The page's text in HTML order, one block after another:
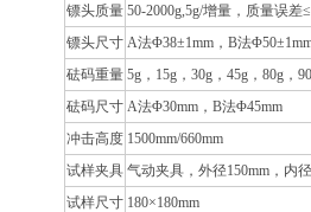
镖头质量 50-2000g,5g/增量，质量误差
镖头尺寸 A法Φ38±1mm，B法
砝码重量 5g，15g，30g，45g，80g，
砝码尺寸 A法Φ30mm，B法Φ45mm
冲击高度 1500mm/660mm
试样夹具 气动夹具，外径150mm，内
试样尺寸 180×180mm